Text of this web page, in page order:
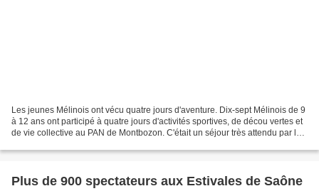
Les jeunes Mélinois ont vécu quatre jours d'aventure. Dix-sept Mélinois de 9
à 12 ans ont participé à quatre jours d'activités sportives, de décou vertes et
de vie collective au PAN de Montbozon. C'était un séjour très attendu par lès
Plus de 900 spectateurs aux Estivales de Saône